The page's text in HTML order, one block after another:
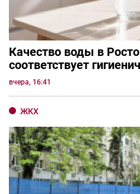
Качество воды в
соответствует
вчера, 16:41
ЖКХ